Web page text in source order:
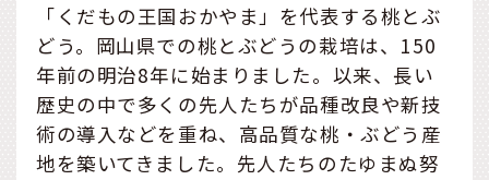
「くだもの王国おかやま」を代表する桃とぶ
どう。岡山県での桃とぶどうの栽培は、150
年前の明治8年に始まりました。以来、長い
歴史の中で多くの先人たちが品種改良や新技
術の導入などを重ね、高品質な桃・ぶどう産
地を築いてきました。先人たちのたゆまぬ努